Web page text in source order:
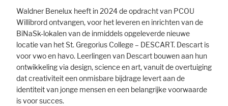
Waldner Benelux heeft in 2024 de opdracht van PCOU
Willibrord ontvangen, voor het leveren en inrichten van de
BiNaSk-lokalen van de inmiddels opgeleverde nieuwe
locatie van het St. Gregorius College – DESCART. Descart is
voor vwo en havo. Leerlingen van Descart bouwen aan hun
ontwikkeling via design, science en art, vanuit de overtuiging
dat creativiteit een onmisbare bijdrage levert aan de
identiteit van jonge mensen en een belangrijke voorwaarde
is voor succes.
External Content
Includes resources that make external content available on the website.
Such as YouTube, Instagram or similar providers.
Consent Information